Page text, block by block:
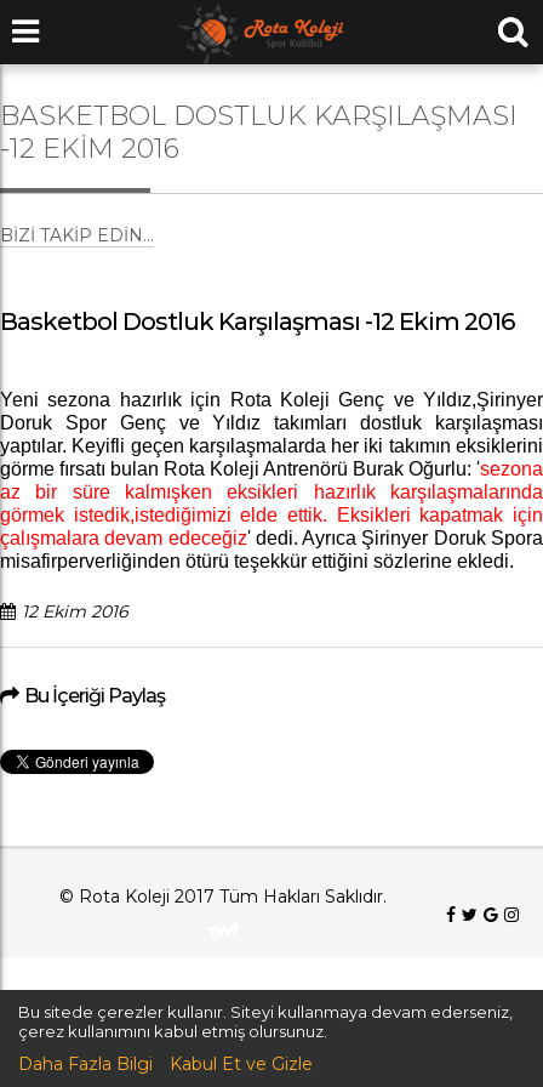
BASKETBOL DOSTLUK KARŞILAŞMASI
-12 EKIM 2016
BIZI TAKIP EDIN...
Basketbol Dostluk Karşılaşması -12 Ekim 2016
Yeni sezona hazırlık için Rota Koleji Genç ve Yıldız,Şirinyer
Doruk Spor Genç ve Yıldız takımları dostluk karşılaşması
yaptılar. Keyifli geçen karşılaşmalarda her iki takımın eksiklerini
görme fırsatı bulan Rota Koleji Antrenörü Burak Oğurlu: 'sezona
az bir süre kalmışken eksikleri hazırlık karşılaşmalarında
görmek istedik,istediğimizi elde ettik. Eksikleri kapatmak için
çalışmalara devam edeceğiz' dedi. Ayrıca Şirinyer Doruk Spora
misafirperverliğinden ötürü teşekkür ettiğini sözlerine ekledi.
12 Ekim 2016
Bu İçeriği Paylaş
© Rota Koleji 2017 Tüm Hakları Saklıdır.
Bu sitede çerezler kullanır. Siteyi kullanmaya devam ederseniz,
çerez kullanımını kabul etmiş olursunuz.
Daha Fazla Bilgi Kabul Et ve Gizle